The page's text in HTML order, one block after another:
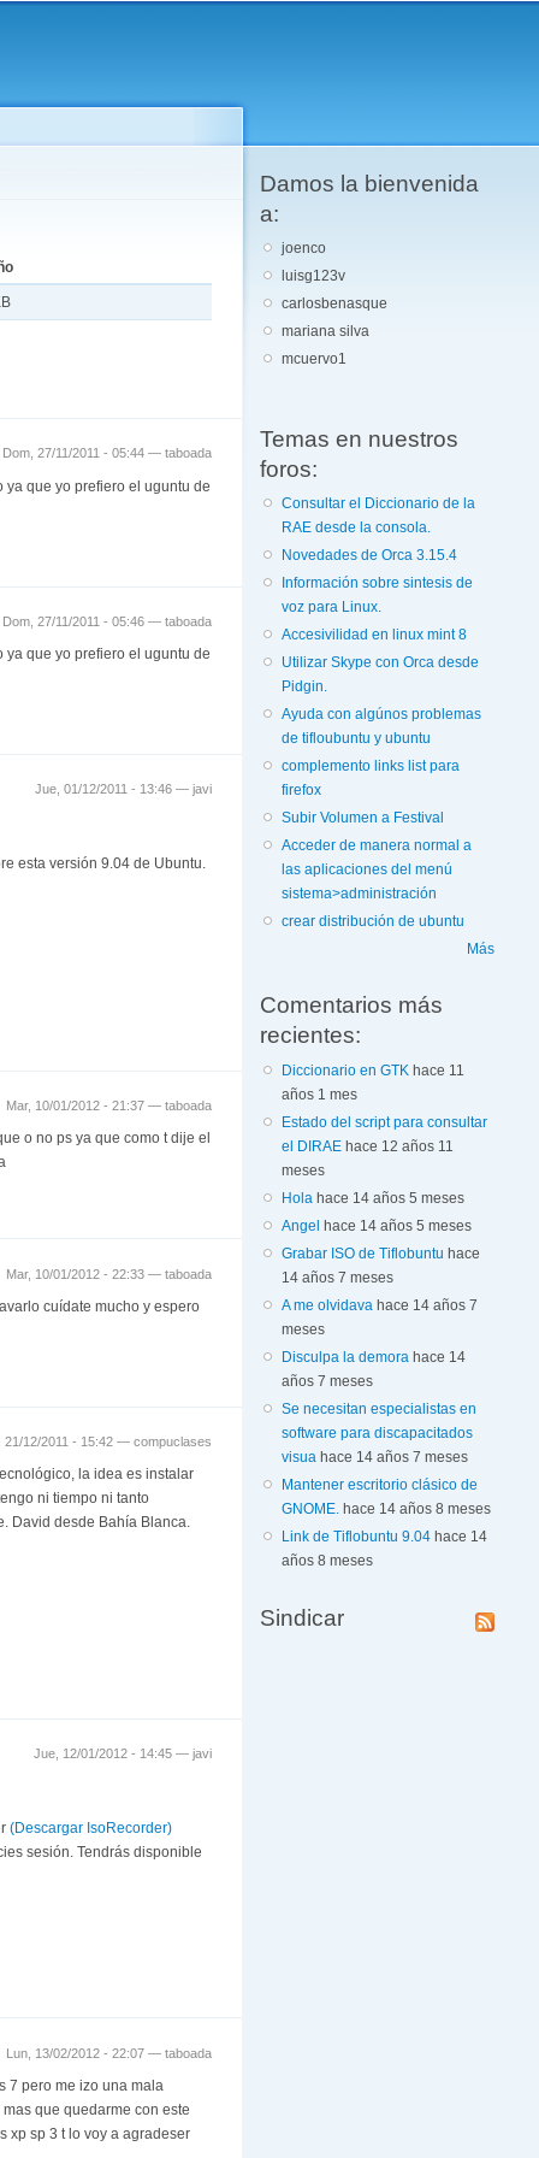
Dom, 27/11/2011 - 05:44 — taboada
que yo prefiero el uguntu de
Dom, 27/11/2011 - 05:46 — taboada
que yo prefiero el uguntu de
Jue, 01/12/2011 - 13:46 — javi
esta versión 9.04 de Ubuntu.
Mar, 10/01/2012 - 21:37 — taboada
o no ps ya que como t dije el
Mar, 10/01/2012 - 22:33 — taboada
cuídate mucho y espero
21/12/2011 - 15:42 — compuclases
la idea es instalar
ni tiempo ni tanto
David desde Bahía Blanca.
Jue, 12/01/2012 - 14:45 — javi
(Descargar IsoRecorder)
sesión. Tendrás disponible
Lun, 13/02/2012 - 22:07 — taboada
7 pero me izo una mala
que quedarme con este
xp sp 3 t lo voy a agradeser
Damos la bienvenida
a:
joenco
luisg123v
carlosbenasque
mariana silva
mcuervo1
Temas en nuestros
foros:
Consultar el Diccionario de la
RAE desde la consola.
Novedades de Orca 3.15.4
Información sobre sintesis de
voz para Linux.
Accesivilidad en linux mint 8
Utilizar Skype con Orca desde
Pidgin.
Ayuda con algúnos problemas
de tifloubuntu y ubuntu
complemento links list para
firefox
Subir Volumen a Festival
Acceder de manera normal a
las aplicaciones del menú
sistema>administración
crear distribución de ubuntu
Más
Comentarios más
recientes:
Diccionario en GTK hace 11
años 1 mes
Estado del script para consultar
el DIRAE hace 12 años 11
meses
Hola hace 14 años 5 meses
Angel hace 14 años 5 meses
Grabar ISO de Tiflobuntu hace
14 años 7 meses
A me olvidava hace 14 años 7
meses
Disculpa la demora hace 14
años 7 meses
Se necesitan especialistas en
software para discapacitados
visua hace 14 años 7 meses
Mantener escritorio clásico de
GNOME. hace 14 años 8 meses
Link de Tiflobuntu 9.04 hace 14
años 8 meses
Sindicar